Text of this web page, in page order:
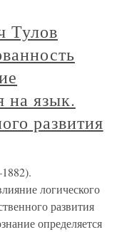
Тулов
на язык.
развития
логического
развития
определяется